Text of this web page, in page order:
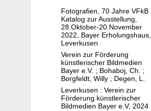
n
e
n
b
o
r
n
r
W
e
l
t
e
n
Fotografien, 70 Jahre VFkB
Katalog zur Ausstellung,
28.Oktober-20.November
2022, Bayer Erholungshaus,
Leverkusen
Verein zur Förderung
künstlerischer Bildmedien
Bayer e.V. ; Bohaboj, Ch. ;
Borgfeldt, Willy ; Degen, L.
Leverkusen : Verein zur
Förderung künstlerischer
Bildmedien Bayer e.V, 2024